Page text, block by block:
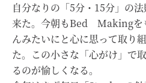
自分なりの「5分・15分」の
来た。今朝もBed Makingを
んみたいにと心に思って取り
た。この小さな「心がけ」で
るのが愉しくなる。